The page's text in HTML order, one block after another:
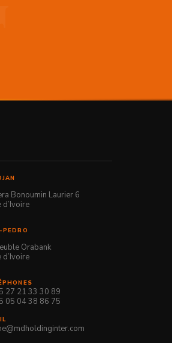
Bonoumin Laurier 6
d’Ivoire
PEDRO
Orabank
d’Ivoire
27 21 33 30 89
05 04 38 86 75